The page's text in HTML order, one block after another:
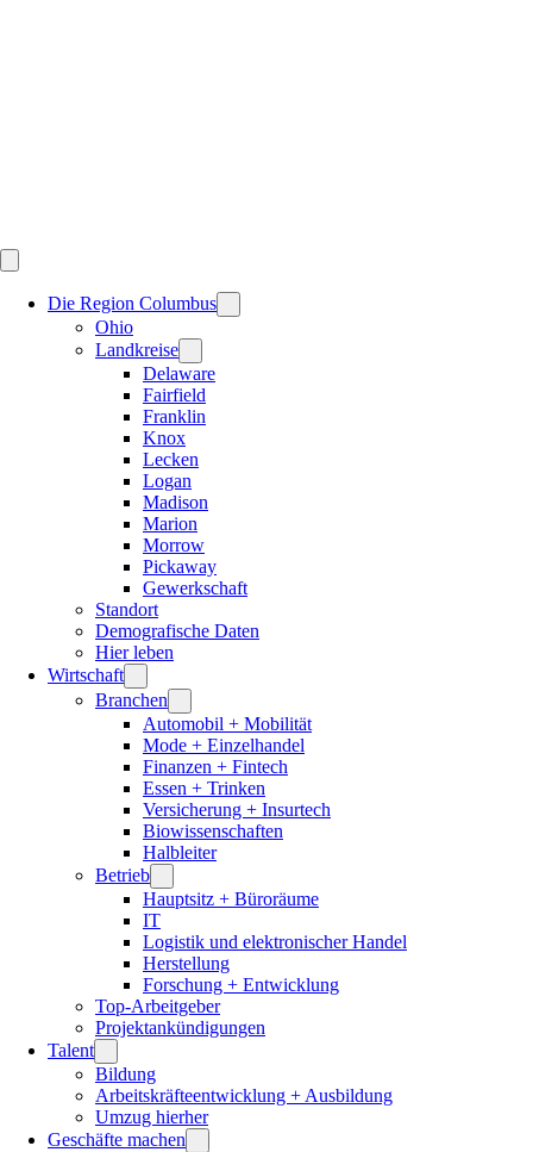
Die Region Columbus
Ohio
Landkreise
Delaware
Fairfield
Franklin
Knox
Lecken
Logan
Madison
Marion
Morrow
Pickaway
Gewerkschaft
Standort
Demografische Daten
Hier leben
Wirtschaft
Branchen
Automobil + Mobilität
Mode + Einzelhandel
Finanzen + Fintech
Essen + Trinken
Versicherung + Insurtech
Biowissenschaften
Halbleiter
Betrieb
Hauptsitz + Büroräume
IT
Logistik und elektronischer Handel
Herstellung
Forschung + Entwicklung
Top-Arbeitgeber
Projektankündigungen
Talent
Bildung
Arbeitskräfteentwicklung + Ausbildung
Umzug hierher
Geschäfte machen